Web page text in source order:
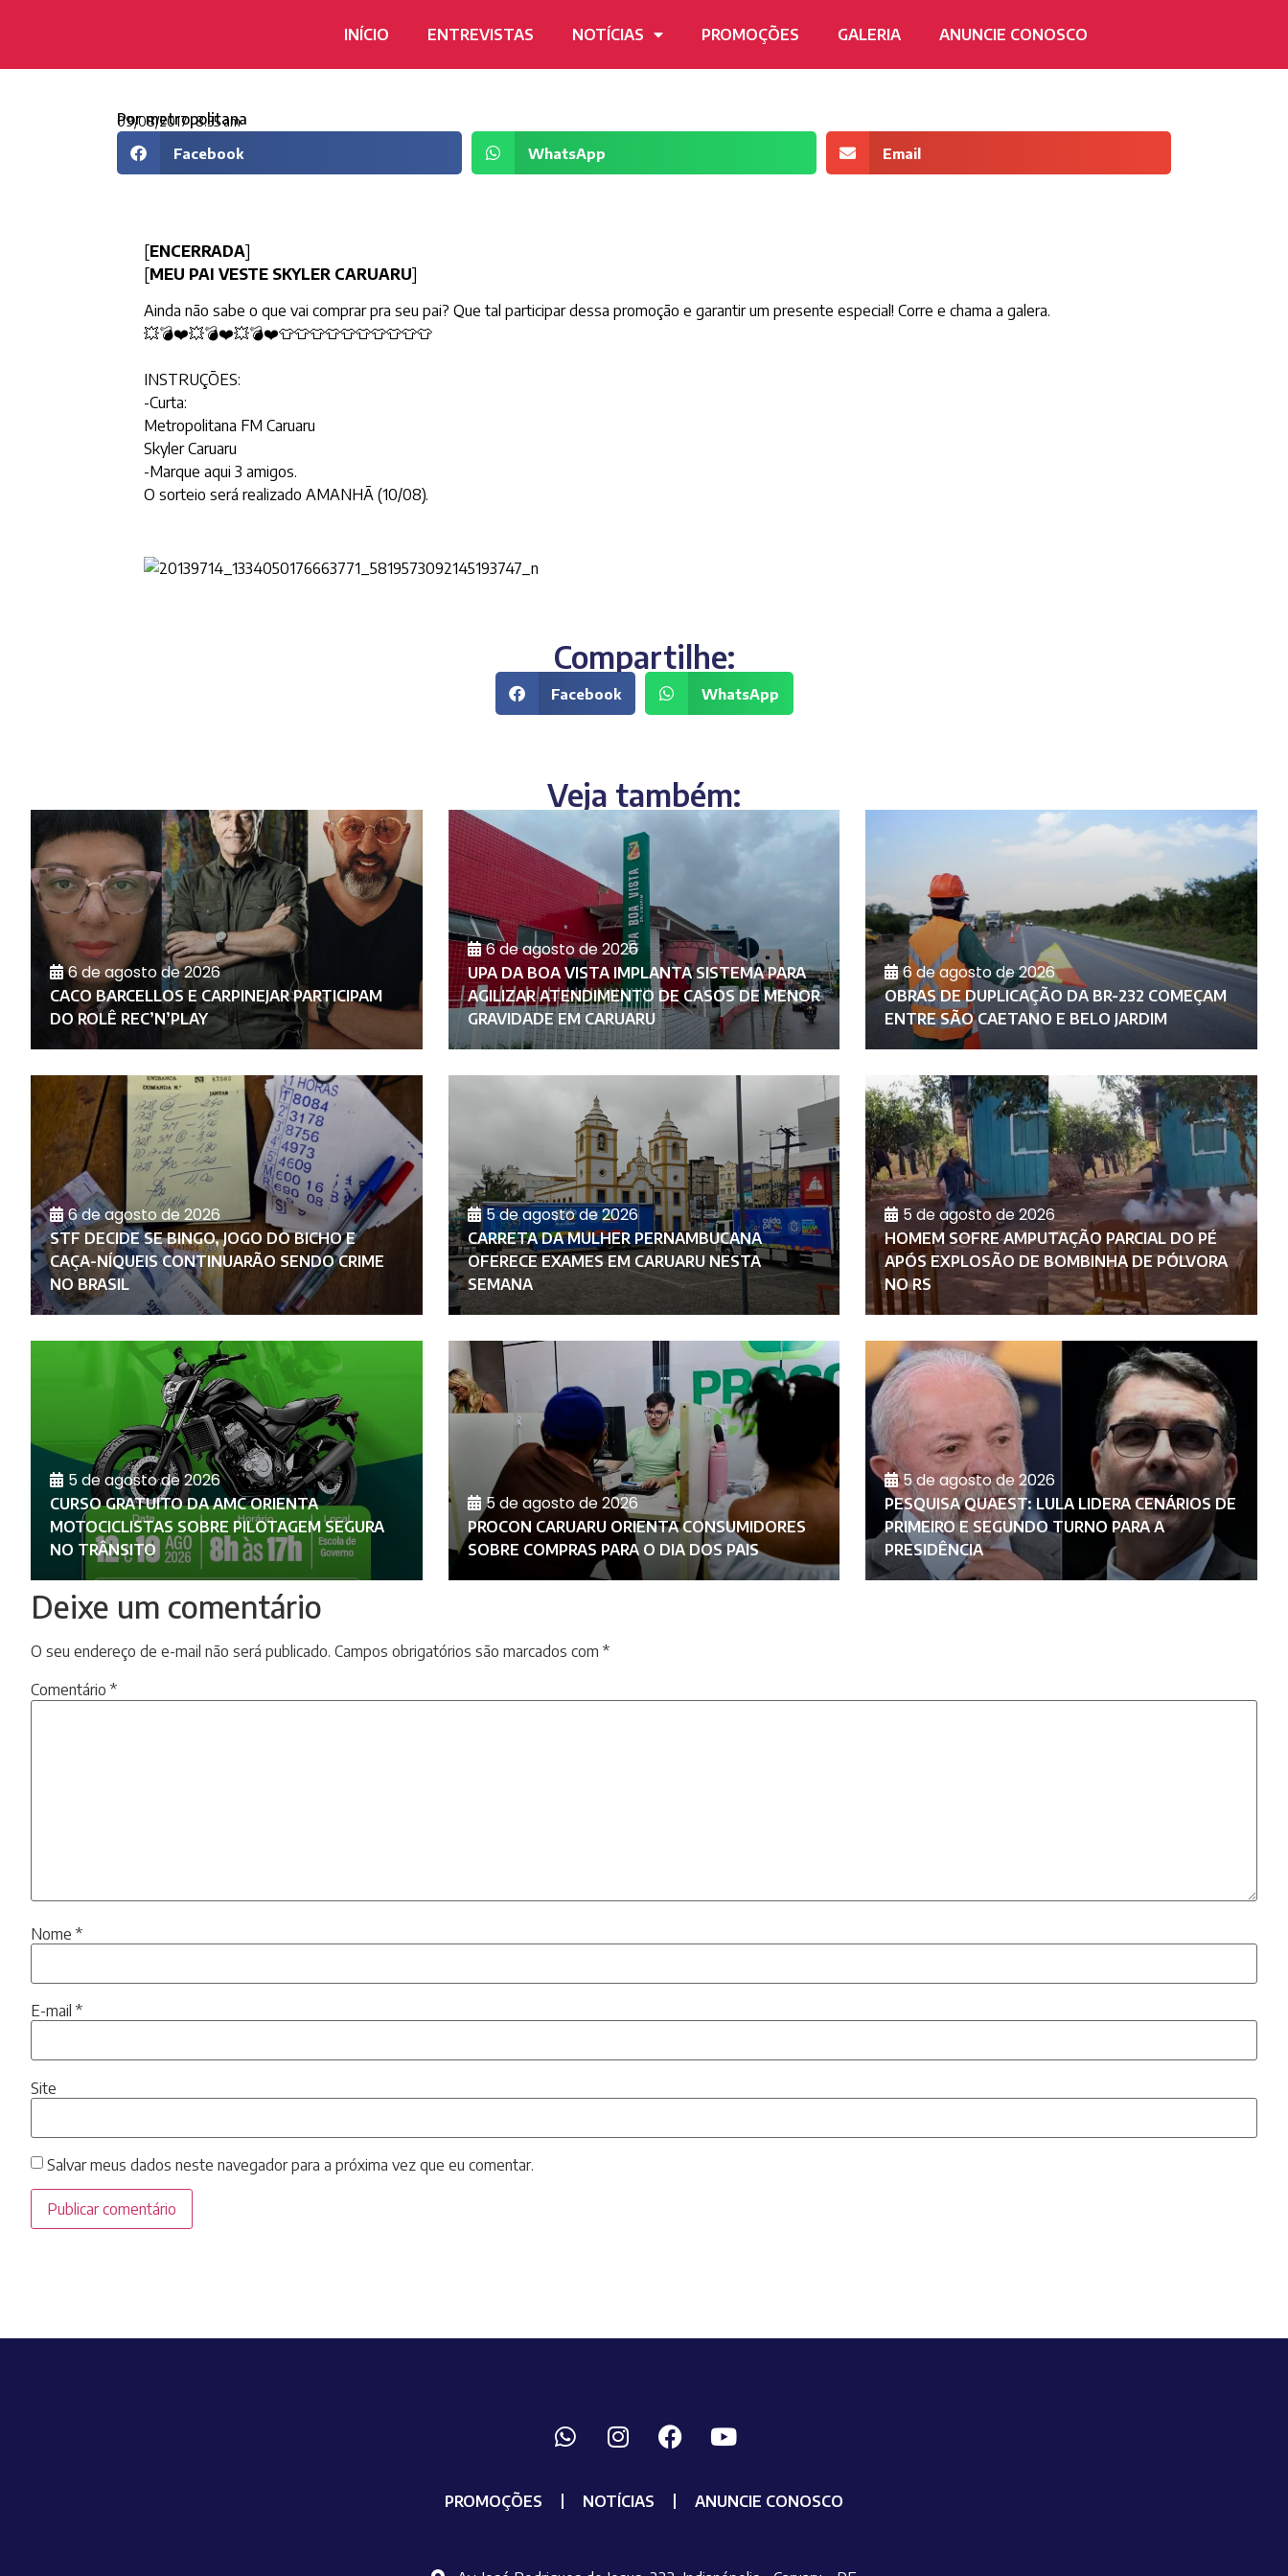
INÍCIO ENTREVISTAS NOTÍCIAS PROMOÇÕES GALERIA ANUNCIE CONOSCO
Pormetropolitana
09/08/2017 8:35 am
Facebook WhatsApp Email
[ENCERRADA]
[MEU PAI VESTE SKYLER CARUARU]
Ainda não sabe o que vai comprar pra seu pai? Que tal participar dessa promoção e garantir um presente especial! Corre e chama a galera.
💥💣❤️💥💣❤️💥💣❤️👕👕👕👕👕👕👕👕👕👕
INSTRUÇÕES:
-Curta:
Metropolitana FM Caruaru
Skyler Caruaru
-Marque aqui 3 amigos.
O sorteio será realizado AMANHÃ (10/08).
Compartilhe:
Facebook WhatsApp
Veja também:
6 de agosto de 2026
CACO BARCELLOS E CARPINEJAR PARTICIPAM
DO ROLÊ REC’N’PLAY
6 de agosto de 2026
UPA DA BOA VISTA IMPLANTA SISTEMA PARA
AGILIZAR ATENDIMENTO DE CASOS DE MENOR
GRAVIDADE EM CARUARU
6 de agosto de 2026
OBRAS DE DUPLICAÇÃO DA BR-232 COMEÇAM
ENTRE SÃO CAETANO E BELO JARDIM
6 de agosto de 2026
STF DECIDE SE BINGO, JOGO DO BICHO E
CAÇA-NÍQUEIS CONTINUARÃO SENDO CRIME
NO BRASIL
5 de agosto de 2026
CARRETA DA MULHER PERNAMBUCANA
OFERECE EXAMES EM CARUARU NESTA
SEMANA
5 de agosto de 2026
HOMEM SOFRE AMPUTAÇÃO PARCIAL DO PÉ
APÓS EXPLOSÃO DE BOMBINHA DE PÓLVORA
NO RS
5 de agosto de 2026
CURSO GRATUITO DA AMC ORIENTA
MOTOCICLISTAS SOBRE PILOTAGEM SEGURA
NO TRÂNSITO
5 de agosto de 2026
PROCON CARUARU ORIENTA CONSUMIDORES
SOBRE COMPRAS PARA O DIA DOS PAIS
5 de agosto de 2026
PESQUISA QUAEST: LULA LIDERA CENÁRIOS DE
PRIMEIRO E SEGUNDO TURNO PARA A
PRESIDÊNCIA
Deixe um comentário
O seu endereço de e-mail não será publicado. Campos obrigatórios são marcados com *
Comentário *
Nome *
E-mail *
Site
Salvar meus dados neste navegador para a próxima vez que eu comentar.
PROMOÇÕES NOTÍCIAS ANUNCIE CONOSCO